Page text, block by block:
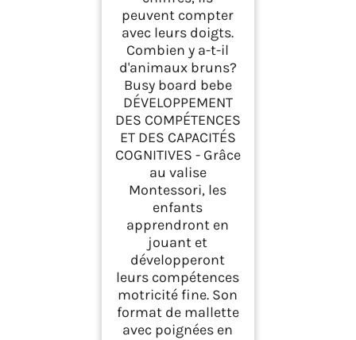
peuvent compter
avec leurs doigts.
Combien y a-t-il
d'animaux bruns?
Busy board bebe
DÉVELOPPEMENT
DES COMPÉTENCES
ET DES CAPACITÉS
COGNITIVES - Grâce
au valise
Montessori, les
enfants
apprendront en
jouant et
développeront
leurs compétences
motricité fine. Son
format de mallette
avec poignées en